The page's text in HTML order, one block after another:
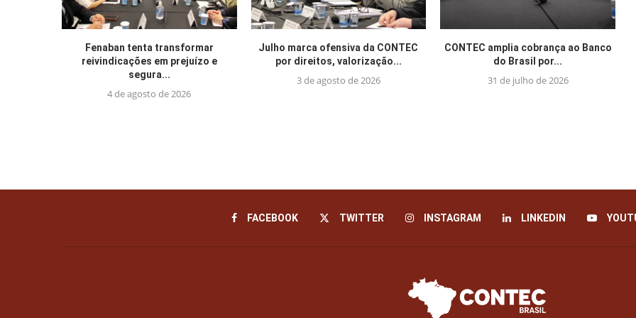
Fenaban tenta transformar
reivindicações em prejuízo e
segura...
4 de agosto de 2026
Julho marca ofensiva da CONTEC
por direitos, valorização...
3 de agosto de 2026
CONTEC amplia cobrança ao Banco
do Brasil por...
31 de julho de 2026
FACEBOOK TWITTER INSTAGRAM LINKEDIN